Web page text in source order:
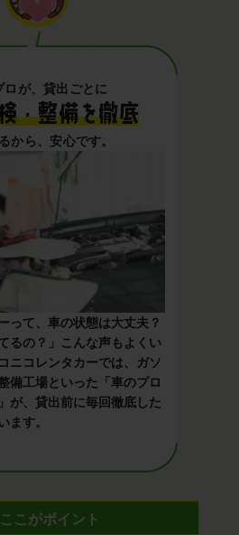
ロが、貸出ごとに
・整備を徹底
から、安心です。
って、車の状態は大丈夫？
るの？」こんな声もよくい
ニコレンタカーでは、ガソ
備工場といった「車のプロ
が、貸出前に毎回徹底した
ます。
ここがポイント